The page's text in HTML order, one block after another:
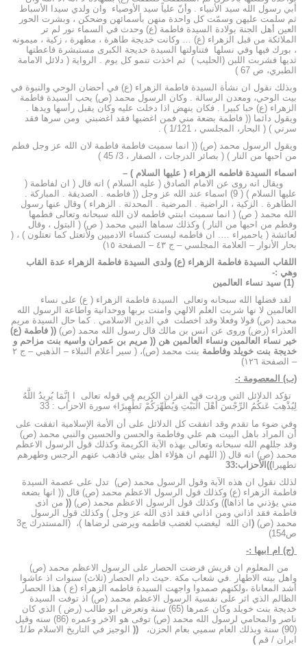
أبي رسول الله سيد الأنبياء . وأنّ علياً سيد الأوصياء وان ولدي سيدا الأسباط
ثم سلمت عليهن وسمّت كل واحدة منهن بأسمائهن وضحكن ، وبشرت الحور
العين أهل الجنة بولادة السيدة فاطمة (ع) وحدث في السماء نور لم تر
الملائكة من قبل الزهراء (ع) … وكانت خديجة طاهرة ، مطهرة ، زكية ، ميمونه
، بورك فيها وفي نسلها فتناولتها السيدة خديجة الكبرى مستبشرة فاعطتها
ثديها فشربت اللبن (الحليب ) ثم اخذت تنمو كل يوم . الرواية ( دلائل الامامة
الطبري، ص 67 )
وبذلك نقول ان نشأة السيدة فاطمة الزهراء (ع) في أحضان الوحي والنبوة في
بيت الوحي، ومعدن الرسالة . وكان الرسول محمد (ص) يحب السيدة فاطمة
الزهراء (ع) حبا كبيرا . فكان ينهض اذا دخلت عليه وكان يقبل رأسها ويدها .
ويقول دائما (( فاطمة بضعة مني فمن اغضبها فقد اغضبني ومن سرها فقد
سرني ) ( البحار، المجلسي ، 1/121 ) .
ويقول الرسول محمد (ص) (( انما سميت فاطمة فاطمة لان الله عز وجل فطم
من احبها من النار ) ( بصائر الدرجات ، الصفار ، 3/ 45 )
اسماء السيدة فاطمه الزهراء ( عليها السلام ) –
ويقال انه روى عن الامام الصادق ( عليه السلام ) انه قال ( ان لفاطمة (
عليها السلام ) ( 9) اسماء عند الله عز وجل (( فاطمه . الصديقة . المباركة .
الطاهرة . الزكية ، الراضية . المرضية . المحدثة . الزهراء ) وقال عنها رسول
الله محمد ( ص) ( انما سميت ابنتي فاطمه لان الله سبحانه وتعالى فطمها
وفطم من احبها من النار ) وكذلك سماها النبي محمد ( ص) ( البتول ، وقال
لعائشة ( ياحميراء …. ان فاطمه ليست كنساء الادميين ولأتعتل كما تعتلون ) ، (
بحار الأنوار – العلامة المجلسي – ج ٤٣ – الصفحة ١٥)
اللقاب السيدة فاطمة الزهراء (ع) ولدى السيدة فاطمة الزهراء عدة القاب
وهي :-
(1) سيد نساء العالمي
ن
لقد فضلها الله سبحانه وتعالى السيدة فاطمة الزهراء ( ع) على نساء
العالمين لا نها شربت العلم الالهي وامنت بربها ووحدانية واطاعة الرسول الله
محمد (ص) قولا وفعلا وقد اخصلت في الدين الاسلامي . كما حال السيدة مريم
العذراء (رض) وروى عن انس بن مالك قال رسول الله محمد (ص) (( فاطمة (ع)
خير نساء العالمين ونساء العالمين هن (( مريم بن عمران واسيه بنت مزاحم و
خديجة بنت خويلد وفاطمة
بنت محمد (ص)، ( سير أعلام النبلاء – الذهبي – ج ٢
– الصفحة ١٢٦)
(ب) المعصومة :-
تؤكد الدلائل التي وردت في القران الكريم في قوله تعالى ا إِنَّمَا يُرِيدُ اللَّهُ
لِيُذْهِبَ عَنكُمُ الرِّجْسَ أَهْلَ الْبَيْتِ وَيُطَهِّرَكُمْ تَطْهِيرًا﴾ سورة الاحزاب : 33
وفي ضوء ما تقدم وقد اتفقت كل الدلائل على أن الأمة الإسلامية اتفقت على
أن المراد باهل البيت هم علي وفاطمة والحسن والحسين والنبي محمد (ص)
وقد جللهم الله سبحانه وتعالى بهذه الآية الكريمة وكذلك قول الرسول الاعظم
محمد (ص) انه قال (( اللهم ان هؤلاء اهل بيتي فاذهب عنهم الرجس وطهرهم
تطهيرا )) الأحزاب:33
لذلك نقول ان هذه الآية وقول الرسول محمد (ص) تدل على عصمة السيدة
فاطمة الزهراء (ع) وكذلك قول الرسول الاعظم محمد (ص) قال (( انها بضعه
مني يؤذني ما اذاها)) وكذلك قول الرسول الاعظم محمد (ص) (( من اذى
فاطمة فقد اذاني ومن اذاني فقد اذى الله عز وجل ) وكذلك قول الرسول
محمد (ص) (
ان الله ليغضب لغضب فاطمه ويرضى لرضاها )، (المستدرك ج3
ص154)
(ج) ام ابيها :-
من المعلوم ان قريش فرضت الحصار على الرسول الاعظم محمد (ص)
واهل بيته الاطهار .في شعاب مكة .حيث دام الحصار (ثلاث) سنوات اذ عاشوا
أشد المعاناة ،ولكنهم صمدوا واجهت السيدة فاطمه الزهراء (ع ) هذا الحصار
الظالم الذي اثر على نفسية الرسول الاعظم محمد (ص) اذ توفت السيدة
خديجة بنت خويلد وكان عمرها (65) سنة وتعرض ابو طالب (رض ) الذي كان
ناصر والمحامي لرسول الله محمد (ص) توفى هو الاخر وعمره (86) سنه وقيل
(90) سنة وبذلك العام سميي بعام الحزن،
((
الوجيز في التاريخ الاسلام ط/1
ايران / قم )